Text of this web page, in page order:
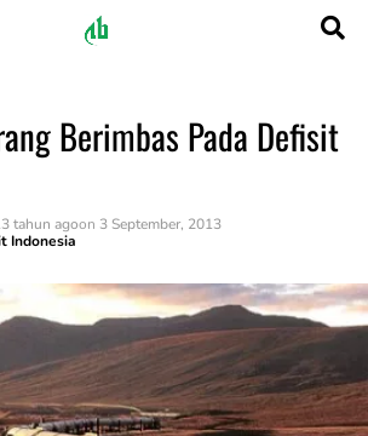
Berimbas Pada Defisit
tahun agoon 3 September, 2013
Indonesia